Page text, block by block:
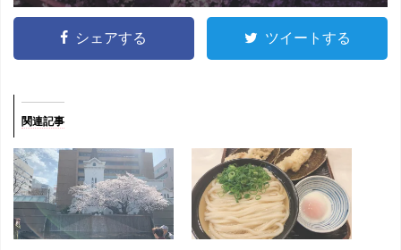
シェアする ツイートする
関連記事